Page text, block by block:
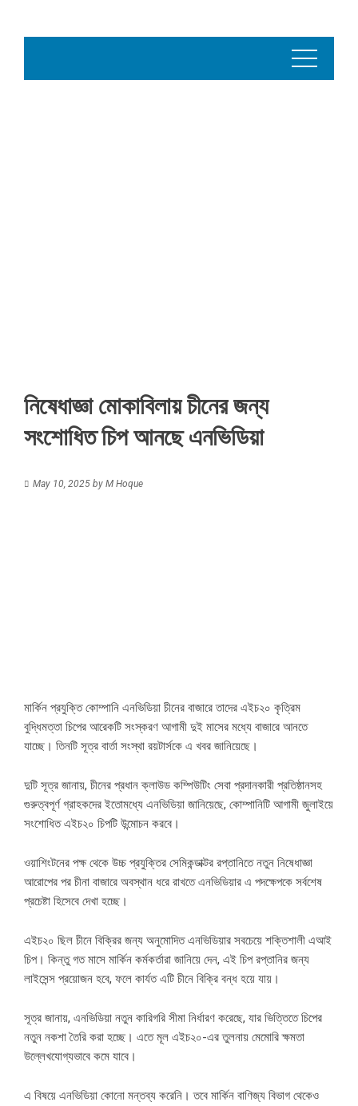
নিষেধাজ্ঞা মোকাবিলায় চীনের জন্য
সংশোধিত চিপ আনছে এনভিডিয়া
May 10, 2025 by M Hoque
মার্কিন প্রযুক্তি কোম্পানি এনভিডিয়া চীনের বাজারে তাদের এইচ২০ কৃত্রিম
বুদ্ধিমত্তা চিপের আরেকটি সংস্করণ আগামী দুই মাসের মধ্যে বাজারে আনতে
যাচ্ছে। তিনটি সূত্র বার্তা সংস্থা রয়টার্সকে এ খবর জানিয়েছে।
দুটি সূত্র জানায়, চীনের প্রধান ক্লাউড কম্পিউটিং সেবা প্রদানকারী প্রতিষ্ঠানসহ
গুরুত্বপূর্ণ গ্রাহকদের ইতোমধ্যে এনভিডিয়া জানিয়েছে, কোম্পানিটি আগামী জুলাইয়ে
সংশোধিত এইচ২০ চিপটি উন্মোচন করবে।
ওয়াশিংটনের পক্ষ থেকে উচ্চ প্রযুক্তির সেমিকন্ডাক্টর রপ্তানিতে নতুন নিষেধাজ্ঞা
আরোপের পর চীনা বাজারে অবস্থান ধরে রাখতে এনভিডিয়ার এ পদক্ষেপকে সর্বশেষ
প্রচেষ্টা হিসেবে দেখা হচ্ছে।
এইচ২০ ছিল চীনে বিক্রির জন্য অনুমোদিত এনভিডিয়ার সবচেয়ে শক্তিশালী এআই
চিপ। কিন্তু গত মাসে মার্কিন কর্মকর্তারা জানিয়ে দেন, এই চিপ রপ্তানির জন্য
লাইসেন্স প্রয়োজন হবে, ফলে কার্যত এটি চীনে বিক্রি বন্ধ হয়ে যায়।
সূত্র জানায়, এনভিডিয়া নতুন কারিগরি সীমা নির্ধারণ করেছে, যার ভিত্তিতে চিপের
নতুন নকশা তৈরি করা হচ্ছে। এতে মূল এইচ২০-এর তুলনায় মেমোরি ক্ষমতা
উল্লেখযোগ্যভাবে কমে যাবে।
এ বিষয়ে এনভিডিয়া কোনো মন্তব্য করেনি। তবে মার্কিন বাণিজ্য বিভাগ থেকেও